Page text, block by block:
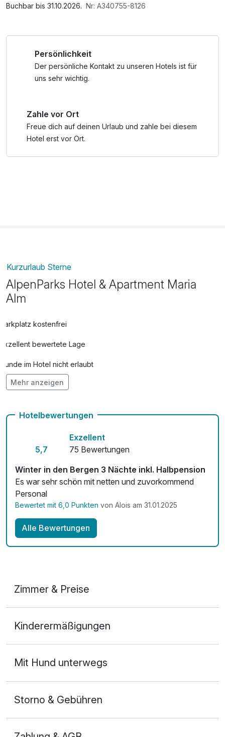
• Sommerrodelbahn Biberg
• täglicher Biketransport
• Bergbaumuseum Mühlbach
Saunabenutzung, Parkplatz, W-LAN Nutzung /
Buchbar bis 31.10.2026. Nr: A340755-8126
Persönlichkeit
Der persönliche Kontakt zu unseren Hotels ist für
uns sehr wichtig.
Zahle vor Ort
Freue dich auf deinen Urlaub und zahle bei diesem
Hotel erst vor Ort.
Kurzurlaub Sterne
AlpenParks Hotel & Apartment Maria
Alm
Parkplatz kostenfrei
Exzellent bewertete Lage
Hunde im Hotel nicht erlaubt
Auch vegetarische Speisen
Mehr anzeigen
Hotelbewertungen
5,7
Exzellent
75 Bewertungen
Winter in den Bergen 3 Nächte inkl. Halbpension
Es war sehr schön mit netten und zuvorkommend
Personal
Bewertet mit 6,0 Punkten von Alois am 31.01.2025
Alle Bewertungen
Zimmer & Preise
2 Erwachsene
Kinderermäßigungen
Mit Hund unterwegs
Storno & Gebühren